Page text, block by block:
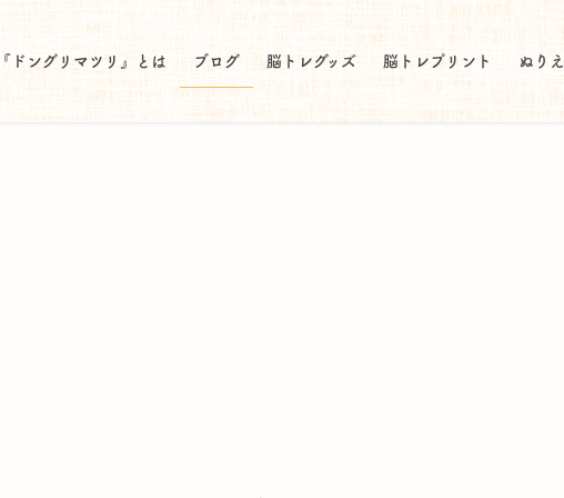
ドングリマツリ』とは ブログ 脳トレグッズ 脳トレプリント ぬりえ